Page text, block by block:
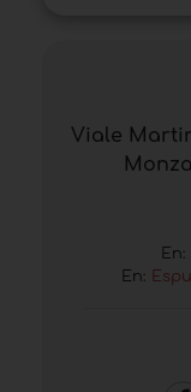
Viale
En:
En: